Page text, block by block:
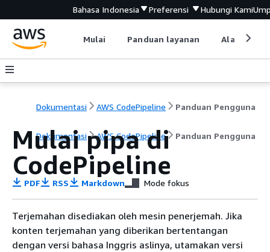
Bahasa Indonesia Preferensi Hubungi Kami
Mulai Panduan layanan Alat
Dokumentasi AWS CodePipeline Panduan Pengguna
Dokumentasi AWS CodePipeline Panduan Pengguna
Mulai pipa di
CodePipeline
PDF RSS Markdown Mode fokus
Terjemahan disediakan oleh mesin penerjemah. Jika
konten terjemahan yang diberikan bertentangan
dengan versi bahasa Inggris aslinya, utamakan versi